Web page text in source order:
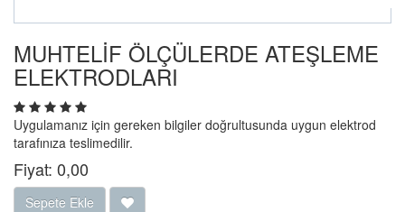
MUHTELİF ÖLÇÜLERDE ATEŞLEME
ELEKTRODLARI
Uygulamanız için gereken bilgiler doğrultusunda uygun elektrod
tarafınıza teslimedilir.
Fiyat: 0,00
Sepete Ekle